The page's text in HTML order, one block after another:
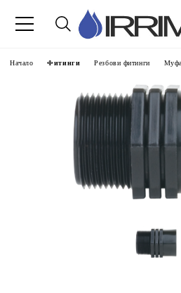
Начало Фитинги Резбови фитинги